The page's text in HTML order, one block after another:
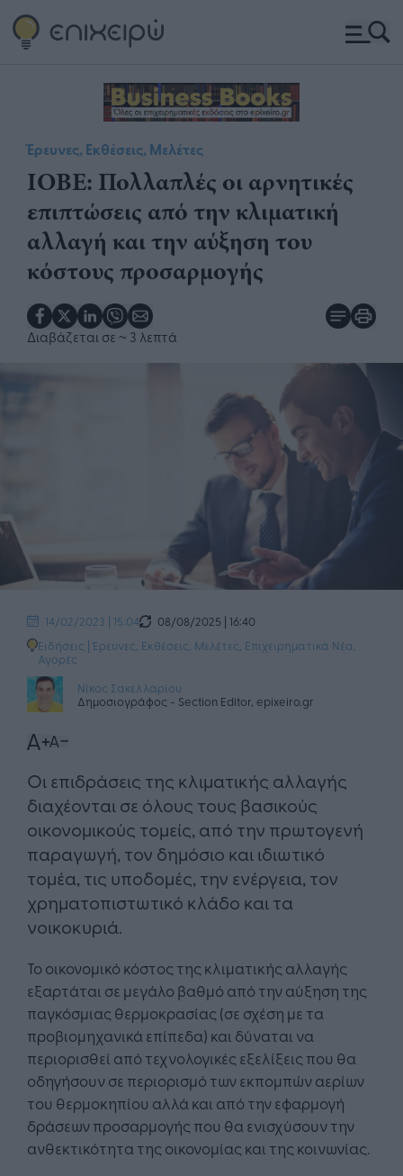
Έρευνες, Εκθέσεις, Μελέτες
ΙΟΒΕ: Πολλαπλές οι αρνητικές
επιπτώσεις από την κλιματική
αλλαγή και την αύξηση του
κόστους προσαρμογής
Διαβάζεται σε ~ 3 λεπτά
14/02/2023 | 15:04
08/08/2025 | 16:40
Ειδήσεις |Έρευνες, Εκθέσεις, Μελέτες Επιχειρηματικά Νέα
Αγορές
Νίκος Σακελλαρίου
Δημοσιογράφος - Section Editor, epixeiro.gr
Οι επιδράσεις της κλιματικής αλλαγής
διαχέονται σε όλους τους βασικούς
οικονομικούς τομείς, από την πρωτογενή
παραγωγή, τον δημόσιο και ιδιωτικό
τομέα, τις υποδομές, την ενέργεια, τον
χρηματοπιστωτικό κλάδο και τα
νοικοκυριά.
Το οικονομικό κόστος της κλιματικής αλλαγής
εξαρτάται σε μεγάλο βαθμό από την αύξηση της
παγκόσμιας θερμοκρασίας (σε σχέση με τα
προβιομηχανικά επίπεδα) και δύναται να
περιορισθεί από τεχνολογικές εξελίξεις που θα
οδηγήσουν σε περιορισμό των εκπομπών αερίων
του θερμοκηπίου αλλά και από την εφαρμογή
δράσεων προσαρμογής που θα ενισχύσουν την
ανθεκτικότητα της οικονομίας και της κοινωνίας.